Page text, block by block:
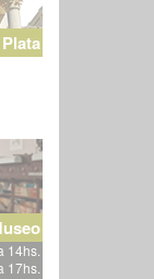
14hs.
17hs.